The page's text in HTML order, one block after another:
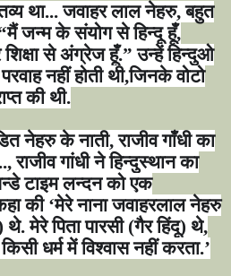
था... जवाहर लाल नेहरु,बहुत
मैं जन्म के संयोग से हिन्दू हूँ,
से अंग्रेज हूँ.”उन्हें हिन्दुओ
नहीं होती थी,जिनके वोटो
की थी.
नेहरु के नाती,राजीव गाँधी का
,राजीव गांधी ने हिन्दुस्थान का
टाइम लन्दन को एक
की ‘मेरे नाना जवाहरलाल नेहरु
मेरे पिता पारसी (गैर हिंदू) थे,
धर्म में विश्वास नहीं करता.’